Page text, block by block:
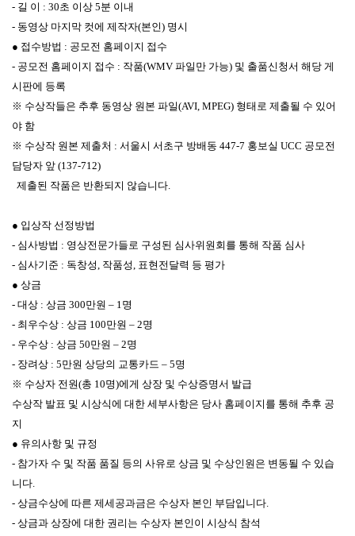
- 길 이 : 30초 이상 5분 이내
- 동영상 마지막 컷에 제작자(본인) 명시
● 접수방법 : 공모전 홈페이지 접수
- 공모전 홈페이지 접수 : 작품(WMV 파일만 가능) 및 출품신청서 해당 게
시판에 등록
※ 수상작들은 추후 동영상 원본 파일(AVI, MPEG) 형태로 제출될 수 있어
야 함
※ 수상작 원본 제출처 : 서울시 서초구 방배동 447-7 홍보실 UCC 공모전
담당자 앞 (137-712)
제출된 작품은 반환되지 않습니다.
● 입상작 선정방법
- 심사방법 : 영상전문가들로 구성된 심사위원회를 통해 작품 심사
- 심사기준 : 독창성, 작품성, 표현전달력 등 평가
● 상금
- 대상 : 상금 300만원 – 1명
- 최우수상 : 상금 100만원 – 2명
- 우수상 : 상금 50만원 – 2명
- 장려상 : 5만원 상당의 교통카드 – 5명
※ 수상자 전원(총 10명)에게 상장 및 수상증명서 발급
수상작 발표 및 시상식에 대한 세부사항은 당사 홈페이지를 통해 추후 공
지
● 유의사항 및 규정
- 참가자 수 및 작품 품질 등의 사유로 상금 및 수상인원은 변동될 수 있습
니다.
- 상금수상에 따른 제세공과금은 수상자 본인 부담입니다.
- 상금과 상장에 대한 권리는 수상자 본인이 시상식 참석